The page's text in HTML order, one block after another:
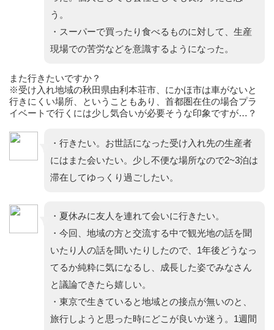
う。
・スーパーで買ったり食べるものに対して、生産
現場での苦労などを意識するようになった。
また行きたいですか？
※受け入れ地域の秋田県由利本荘市、にかほ市は車がないと
行きにくい場所、ということもあり、首都圏在住の場合プラ
イベートで行くには少し気合いが必要そうな印象ですが…？
・行きたい。お世話になった受け入れ先の生産者
にはまた会いたい。少し不便な場所なので2~3泊は
滞在してゆっくり過ごしたい。
・夏休みに友人を連れて会いに行きたい。
・今回、地域の方と交流する中で観光地の話を聞
いたり人の話を聞いたりしたので、1年後どうなっ
てるか純粋に気になるし、成長した姿でみなさん
と議論できたら嬉しい。
・東京で生きていると地域との接点が無いのと、
旅行しようと思った時にどこが良いか迷う。1週間